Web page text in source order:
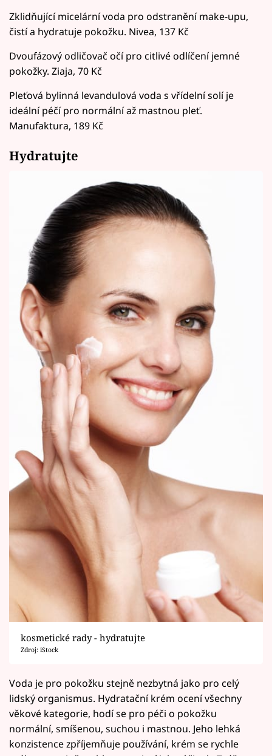
Zklidňující micelární voda pro odstranění make-upu,
čistí a hydratuje pokožku. Nivea, 137 Kč
Dvoufázový odličovač očí pro citlivé odlíčení jemné
pokožky. Ziaja, 70 Kč
Pleťová bylinná levandulová voda s vřídelní solí je
ideální péčí pro normální až mastnou pleť.
Manufaktura, 189 Kč
Hydratujte
kosmetické rady - hydratujte
Zdroj: iStock
Voda je pro pokožku stejně nezbytná jako pro celý
lidský organismus. Hydratační krém ocení všechny
věkové kategorie, hodí se pro péči o pokožku
normální, smíšenou, suchou i mastnou. Jeho lehká
konzistence zpříjemňuje používání, krém se rychle